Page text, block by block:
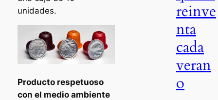
unidades.
Producto respetuoso
con el medio ambiente
reinve
nta
cada
veran
o